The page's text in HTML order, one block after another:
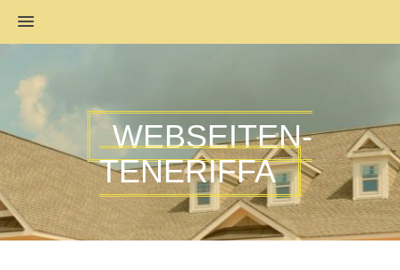
MENU
WEBSEITEN-
TENERIFFA